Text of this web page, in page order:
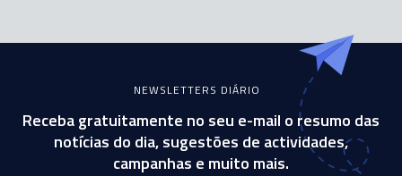
NEWSLETTERS DIÁRIO
Receba gratuitamente no seu e-mail o resumo das
notícias do dia, sugestões de actividades,
campanhas e muito mais.